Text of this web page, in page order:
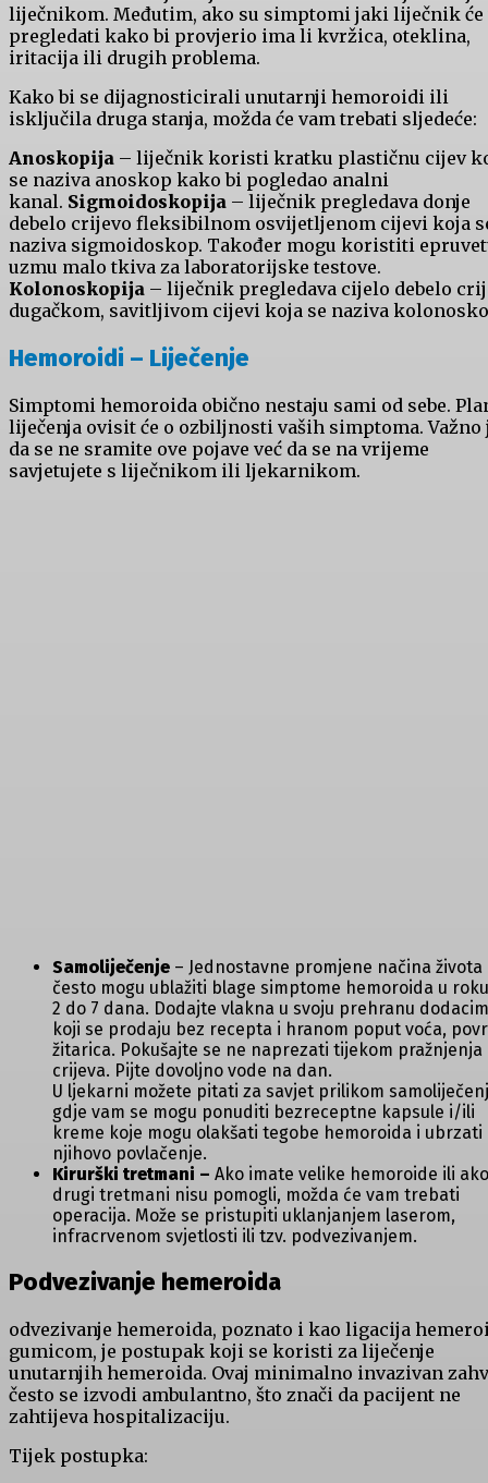
liječnikom. Međutim, ako su simptomi jaki liječnik će
pregledati kako bi provjerio ima li kvržica, oteklina,
iritacija ili drugih problema.
Kako bi se dijagnosticirali unutarnji hemoroidi ili
isključila druga stanja, možda će vam trebati sljedeće:
Anoskopija – liječnik koristi kratku plastičnu cijev
se naziva anoskop kako bi pogledao analni
kanal. Sigmoidoskopija – liječnik pregledava donje
debelo crijevo fleksibilnom osvijetljenom cijevi koja
naziva sigmoidoskop. Također mogu koristiti
uzmu malo tkiva za laboratorijske testove.
Kolonoskopija – liječnik pregledava cijelo debelo
dugačkom, savitljivom cijevi koja se naziva
Hemoroidi – Liječenje
Simptomi hemoroida obično nestaju sami od sebe.
liječenja ovisit će o ozbiljnosti vaših simptoma. Važno
da se ne sramite ove pojave već da se na vrijeme
savjetujete s liječnikom ili ljekarnikom.
Samoliječenje – Jednostavne promjene načina života
često mogu ublažiti blage simptome hemoroida u
2 do 7 dana. Dodajte vlakna u svoju prehranu
koji se prodaju bez recepta i hranom poput voća,
žitarica. Pokušajte se ne naprezati tijekom pražnjenja
crijeva. Pijte dovoljno vode na dan.
U ljekarni možete pitati za savjet prilikom
gdje vam se mogu ponuditi bezreceptne kapsule i/ili
kreme koje mogu olakšati tegobe hemoroida i ubrzati
njihovo povlačenje.
Kirurški tretmani – Ako imate velike hemoroide ili ako
drugi tretmani nisu pomogli, možda će vam trebati
operacija. Može se pristupiti uklanjanjem laserom,
infracrvenom svjetlosti ili tzv. podvezivanjem.
Podvezivanje hemeroida
odvezivanje hemeroida, poznato i kao ligacija
gumicom, je postupak koji se koristi za liječenje
unutarnjih hemeroida. Ovaj minimalno invazivan
često se izvodi ambulantno, što znači da pacijent ne
zahtijeva hospitalizaciju.
Tijek postupka: